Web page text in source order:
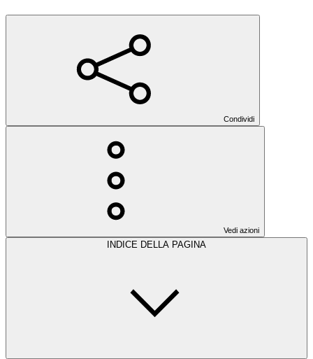
Condividi
Vedi azioni
INDICE DELLA PAGINA